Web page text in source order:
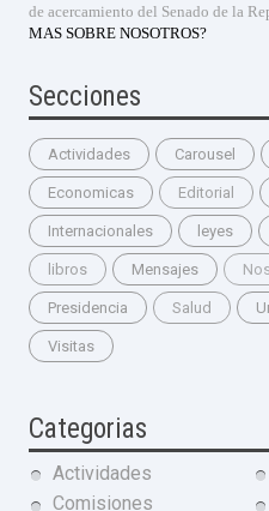
de acercamiento del Senado de la
MAS SOBRE NOSOTROS?
Secciones
Actividades Carousel
Economicas Editorial
Internacionales leyes
libros Mensajes
Presidencia Salud
Visitas
Categorias
Actividades
Comisiones